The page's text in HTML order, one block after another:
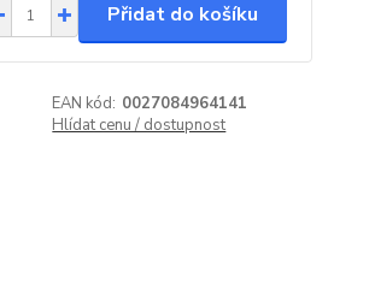
Přidat do košíku
EAN kód: 0027084964141
Hlídat cenu / dostupnost